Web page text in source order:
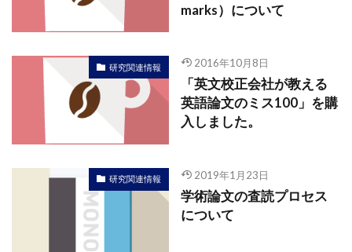
marks）について
研究関連情報 2016年10月8日
「英文校正会社が教える
英語論文のミス100」を購
入しました。
研究関連情報 2019年1月23日
学術論文の査読プロセス
について